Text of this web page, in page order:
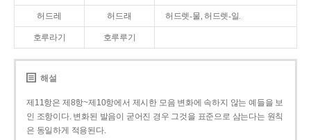
허드레 허드래 허드렛-물, 허드렛-일.
호루라기 호루루기
해설
제11항은 제8항~제10항에서 제시한 모음 변화에 속하지 않는 예들을 보
인 조항이다. 변화된 발음이 굳어진 경우 그것을 표준으로 삼는다는 원칙
은 동일하게 적용된다.